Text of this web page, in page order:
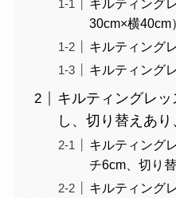
キルティング
30cm×横40cm）
キルティング
キルティング
キルティングレ
し、切り替えあり
キルティング
チ6cm、切り替
キルティング